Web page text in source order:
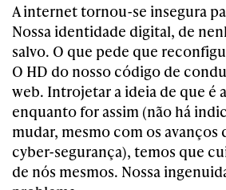
A internet tornou-se insegura
Nossa identidade digital, de
salvo. O que pede que
O HD do nosso código de
web. Introjetar a ideia de que é
enquanto for assim (não há
mudar, mesmo com os avanços
cyber-segurança), temos que
de nós mesmos. Nossa